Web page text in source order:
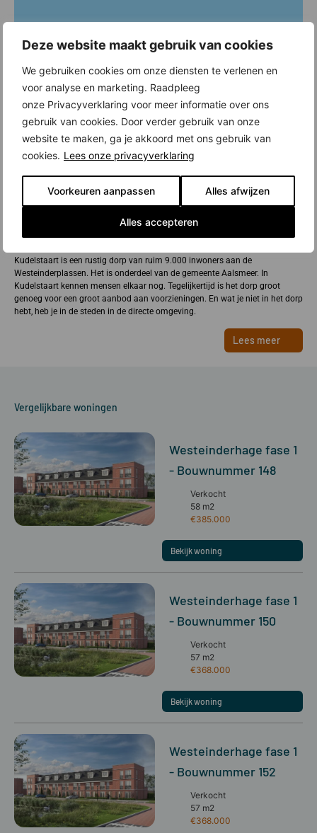
Deze website maakt gebruik van cookies
We gebruiken cookies om onze diensten te verlenen en
voor analyse en marketing. Raadpleeg
onze Privacyverklaring voor meer informatie over ons
gebruik van cookies. Door verder gebruik van onze
website te maken, ga je akkoord met ons gebruik van
cookies. Lees onze privacyverklaring
Voorkeuren aanpassen Alles afwijzen
Alles accepteren
Nieuwbouw in Kudelstaart
Kudelstaart is een rustig dorp van ruim 9.000 inwoners aan de
Westeinderplassen. Het is onderdeel van de gemeente Aalsmeer. In
Kudelstaart kennen mensen elkaar nog. Tegelijkertijd is het dorp groot
genoeg voor een groot aanbod aan voorzieningen. En wat je niet in het dorp
hebt, heb je in de steden in de directe omgeving.
Lees meer
Vergelijkbare woningen
Westeinderhage fase 1
- Bouwnummer 148
Verkocht
58 m2
€385.000
Bekijk woning
Westeinderhage fase 1
- Bouwnummer 150
Verkocht
57 m2
€368.000
Bekijk woning
Westeinderhage fase 1
- Bouwnummer 152
Verkocht
57 m2
€368.000